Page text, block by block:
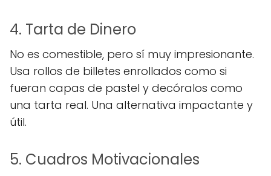
4. Tarta de Dinero
No es comestible, pero sí muy impresionante.
Usa rollos de billetes enrollados como si
fueran capas de pastel y decóralos como
una tarta real. Una alternativa impactante y
útil.
5. Cuadros Motivacionales